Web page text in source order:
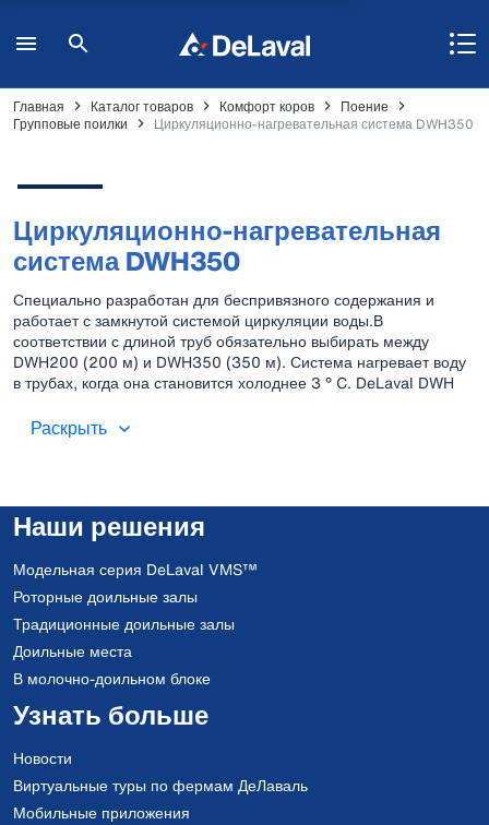
Главная Каталог товаров Комфорт коров
Поение
Групповые поилки
Циркуляционно-нагревательная система DWH350
Циркуляционно-нагревательная
система DWH350
Специально разработан для беспривязного содержания и
работает с замкнутой системой циркуляции воды.В
соответствии с длиной труб обязательно выбирать между
DWH200 (200 м) и DWH350 (350 м). Система нагревает воду
в трубах, когда она становится холоднее 3 ° C. DeLaval DWH
подключение воды диаметром ¾ ”. Электропитание этих двух
продуктов различается. DWH350 поставляется с
элемент мощностью 3000 Вт и может использоваться при
обычном электроснабжении.
Раскрыть
Наши решения
Модельная серия DeLaval VMS™
Роторные доильные залы
Традиционные доильные залы
Доильные места
В молочно-доильном блоке
Узнать больше
Новости
Виртуальные туры по фермам ДеЛаваль
Мобильные приложения